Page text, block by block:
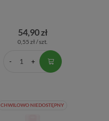
54,90 zł
0,55 zł / szt.
CHWILOWO NIEDOSTĘPNY